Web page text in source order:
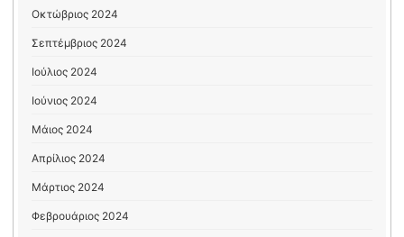
Οκτώβριος 2024
Σεπτέμβριος 2024
Ιούλιος 2024
Ιούνιος 2024
Μάιος 2024
Απρίλιος 2024
Μάρτιος 2024
Φεβρουάριος 2024